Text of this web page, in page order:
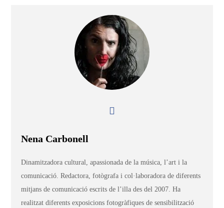
Nena Carbonell
Dinamitzadora cultural, apassionada de la música, l’art i la
comunicació. Redactora, fotògrafa i col·laboradora de diferents
mitjans de comunicació escrits de l’illa des del 2007. Ha
realitzat diferents exposicions fotogràfiques de sensibilització